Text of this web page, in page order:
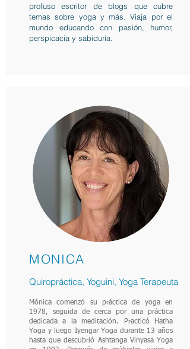
profuso escritor de blogs que cubre
temas sobre yoga y más. Viaja por el
mundo educando con pasión, humor,
perspicacia y sabiduría.
MONICA
Quiropráctica, Yoguini, Yoga Terapeuta
Mónica comenzó su práctica de yoga en
1978, seguida de cerca por una práctica
dedicada a la meditación. Practicó Hatha
Yoga y luego Iyengar Yoga durante 13 años
hasta que descubrió Ashtanga Vinyasa Yoga